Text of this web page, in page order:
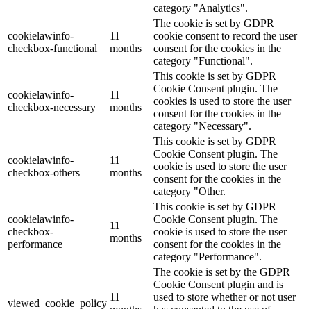
category "Analytics".
cookielawinfo-
checkbox-functional
11
months
The cookie is set by GDPR
cookie consent to record the user
consent for the cookies in the
category "Functional".
cookielawinfo-
checkbox-necessary
11
months
This cookie is set by GDPR
Cookie Consent plugin. The
cookies is used to store the user
consent for the cookies in the
category "Necessary".
cookielawinfo-
checkbox-others
11
months
This cookie is set by GDPR
Cookie Consent plugin. The
cookie is used to store the user
consent for the cookies in the
category "Other.
cookielawinfo-
checkbox-
performance
11
months
This cookie is set by GDPR
Cookie Consent plugin. The
cookie is used to store the user
consent for the cookies in the
category "Performance".
viewed_cookie_policy
11
The cookie is set by the GDPR
Cookie Consent plugin and is
used to store whether or not user